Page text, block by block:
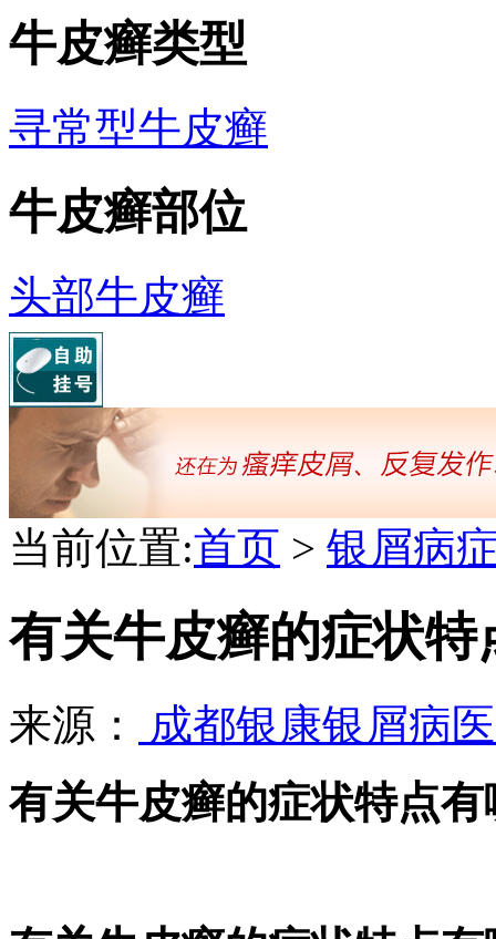
牛皮癣类型
寻常型牛皮癣
牛皮癣部位
头部牛皮癣
当前位置:首页 > 银屑病
有关牛皮癣的症状特
来源：
成都银康银屑病
有关牛皮癣的症状特点